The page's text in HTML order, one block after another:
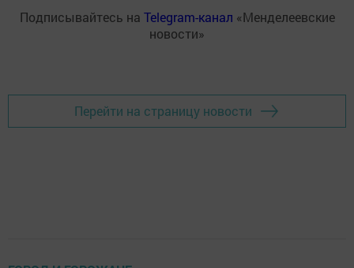
Подписывайтесь на Telegram-канал «Менделеевские
новости»
Перейти на страницу новости